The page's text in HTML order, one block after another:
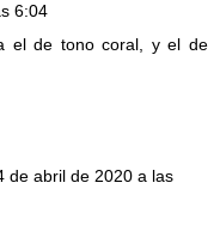
6:04
el de tono coral, y el de
de abril de 2020 a las